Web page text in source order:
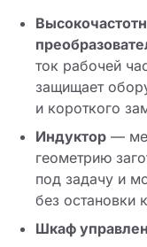
ток рабочей
защищает
и короткого
Индуктор —
геометрию
под задачу и
без остановки
Шкаф